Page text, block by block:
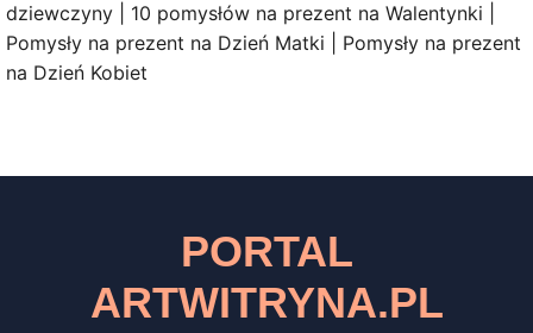
dziewczyny | 10 pomysłów na prezent na Walentynki |
Pomysły na prezent na Dzień Matki | Pomysły na prezent
na Dzień Kobiet
PORTAL
ARTWITRYNA.PL